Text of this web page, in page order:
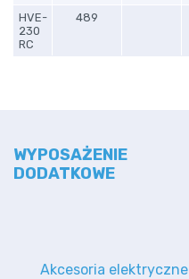
HVE-
230
RC
489
WYPOSAŻENIE
DODATKOWE
Akcesoria elektryczne